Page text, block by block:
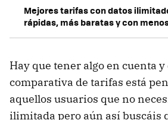
Mejores tarifas con datos
rápidas, más baratas y con
Hay que tener algo en cuenta y
comparativa de tarifas está
aquellos usuarios que no
ilimitada pero aún así buscáis